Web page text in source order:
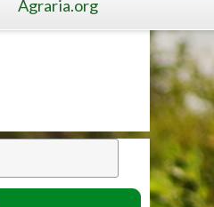
Agraria.org